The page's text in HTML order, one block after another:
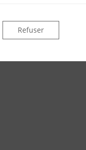
DÉPARTEMENT DU
Refuser